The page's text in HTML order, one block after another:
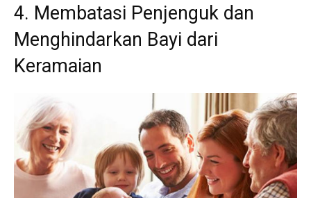
4. Membatasi Penjenguk dan
Menghindarkan Bayi dari
Keramaian